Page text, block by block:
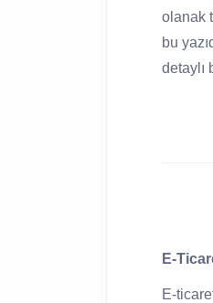
olanak
bu
detaylı
E-
E-